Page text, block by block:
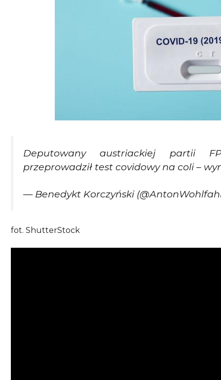
Deputowany austriackiej partii
przeprowadził test covidowy na coli –
— Benedykt Korczyński
fot. ShutterStock